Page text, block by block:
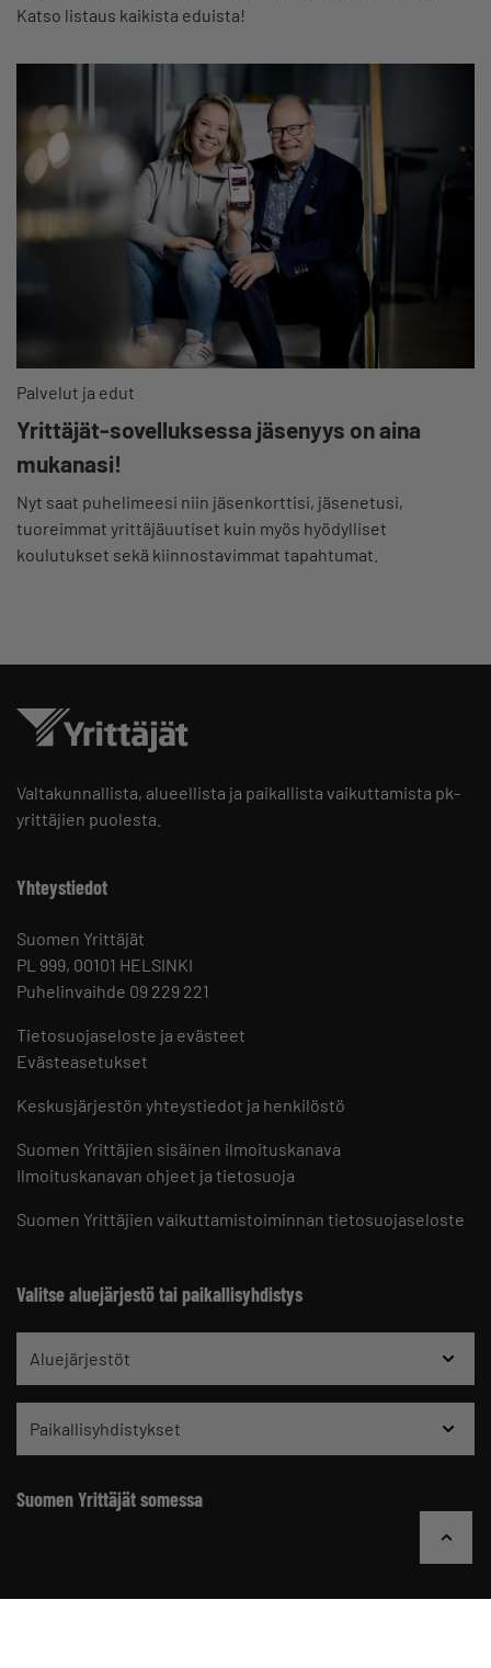
Katso listaus kaikista eduista!
Palvelut ja edut
Yrittäjät-sovelluksessa jäsenyys on aina
mukanasi!
Nyt saat puhelimeesi niin jäsenkorttisi, jäsenetusi,
tuoreimmat yrittäjäuutiset kuin myös hyödylliset
koulutukset sekä kiinnostavimmat tapahtumat.
Valtakunnallista, alueellista ja paikallista vaikuttamista pk-
yrittäjien puolesta.
Yhteystiedot
Suomen Yrittäjät
PL 999, 00101 HELSINKI
Puhelinvaihde 09 229 221
Tietosuojaseloste ja evästeet
Evästeasetukset
Keskusjärjestön yhteystiedot ja henkilöstö
Suomen Yrittäjien sisäinen ilmoituskanava
Ilmoituskanavan ohjeet ja tietosuoja
Suomen Yrittäjien vaikuttamistoiminnan tietosuojaseloste
Valitse aluejärjestö tai paikallisyhdistys
Aluejärjestöt
Paikallisyhdistykset
Suomen Yrittäjät somessa